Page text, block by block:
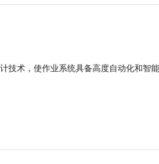
技术，使作业系统具备高度自动化和智能